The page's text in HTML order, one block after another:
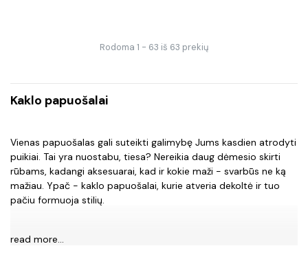
Rodoma 1 - 63 iš 63 prekių
Kaklo papuošalai
Vienas papuošalas gali suteikti galimybę Jums kasdien atrodyti
puikiai. Tai yra nuostabu, tiesa? Nereikia daug dėmesio skirti
rūbams, kadangi aksesuarai, kad ir kokie maži - svarbūs ne ką
mažiau. Ypač - kaklo papuošalai, kurie atveria dekoltė ir tuo
pačiu formuoja stilių.
diavolesa.lt siūlomi kaklo papuošalai yra labai įvairūs. Taip
read more...